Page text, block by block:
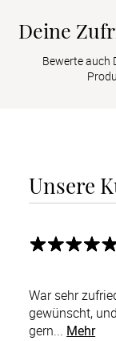
Deine
Bewerte auch
Unsere
War sehr
gewünscht,
gern... Mehr